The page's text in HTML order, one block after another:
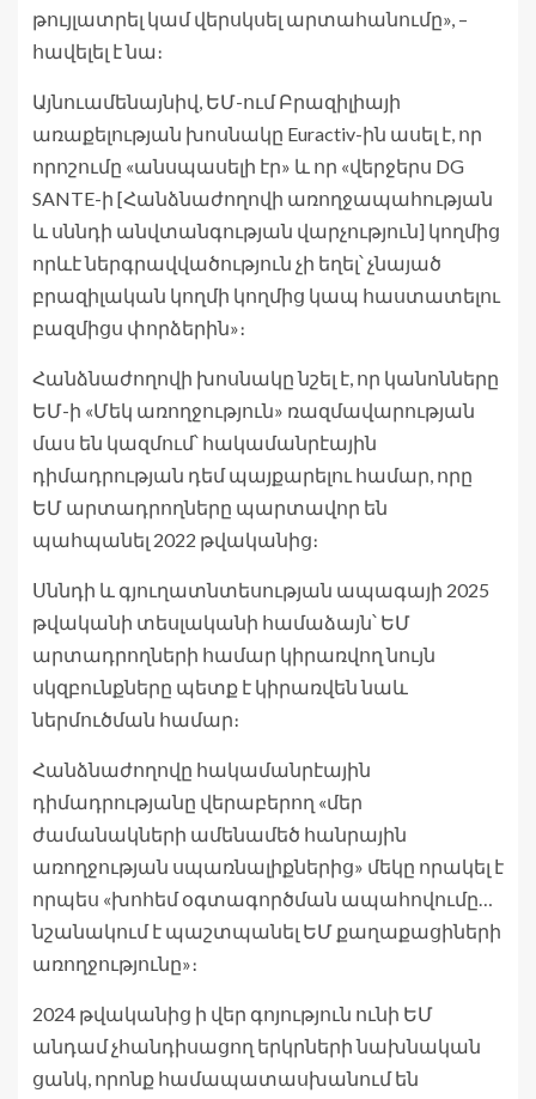
թույլատրել կամ վերսկսել արտահանումը», –
հավելել է նա։
Այնուամենայնիվ, ԵՄ-ում Բրազիլիայի
առաքելության խոսնակը Euractiv-ին ասել է, որ
որոշումը «անսպասելի էր» և որ «վերջերս DG
SANTE-ի [Հանձնաժողովի առողջապահության
և սննդի անվտանգության վարչություն] կողմից
որևէ ներգրավվածություն չի եղել՝ չնայած
բրազիլական կողմի կողմից կապ հաստատելու
բազմիցս փորձերին»։
Հանձնաժողովի խոսնակը նշել է, որ կանոնները
ԵՄ-ի «Մեկ առողջություն» ռազմավարության
մաս են կազմում՝ հակամանրէային
դիմադրության դեմ պայքարելու համար, որը
ԵՄ արտադրողները պարտավոր են
պահպանել 2022 թվականից։
Սննդի և գյուղատնտեսության ապագայի 2025
թվականի տեսլականի համաձայն՝ ԵՄ
արտադրողների համար կիրառվող նույն
սկզբունքները պետք է կիրառվեն նաև
ներմուծման համար։
Հանձնաժողովը հակամանրէային
դիմադրությանը վերաբերող «մեր
ժամանակների ամենամեծ հանրային
առողջության սպառնալիքներից» մեկը որակել է
որպես «խոհեմ օգտագործման ապահովումը…
նշանակում է պաշտպանել ԵՄ քաղաքացիների
առողջությունը»։
2024 թվականից ի վեր գոյություն ունի ԵՄ
անդամ չհանդիսացող երկրների նախնական
ցանկ, որոնք համապատասխանում են